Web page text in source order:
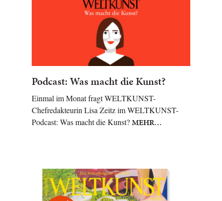
Podcast: Was macht die Kunst?
Einmal im Monat fragt WELTKUNST-
Chefredakteurin Lisa Zeitz im WELTKUNST-
Podcast: Was macht die Kunst?MEHR…